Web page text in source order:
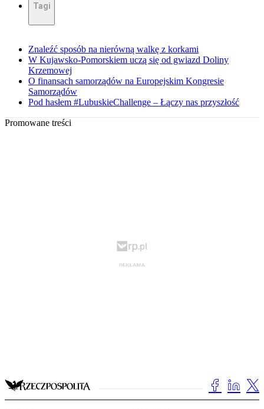
Tagi
Znaleźć sposób na nierówną walkę z korkami
W Kujawsko-Pomorskiem uczą się od gwiazd Doliny
Krzemowej
O finansach samorządów na Europejskim Kongresie
Samorządów
Pod hasłem #LubuskieChallenge – Łączy nas przyszłość
Promowane treści